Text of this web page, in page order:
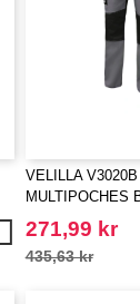
VELILLA
MULTIPOCHES
271,99 kr
435,63 kr